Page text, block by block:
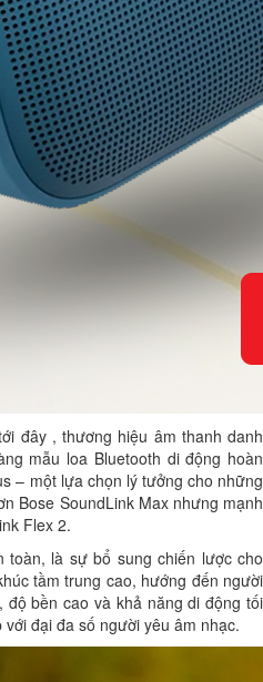
đây , thương hiệu âm thanh danh
mẫu loa Bluetooth di động hoàn
– một lựa chọn lý tưởng cho những
Bose SoundLink Max nhưng mạnh
Flex 2.
là sự bổ sung chiến lược cho
tầm trung cao, hướng đến người
bền cao và khả năng di động tối
đại đa số người yêu âm nhạc.